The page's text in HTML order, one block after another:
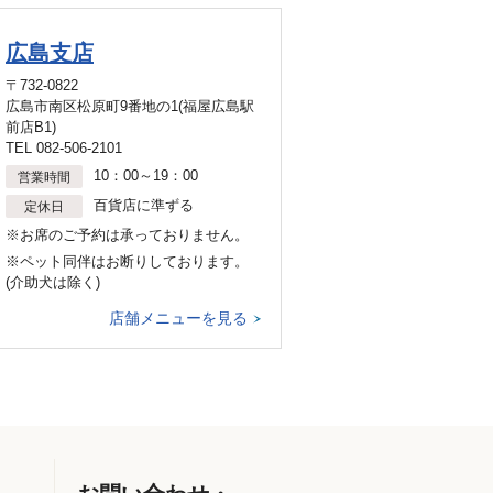
広島支店
〒732-0822
広島市南区松原町9番地の1(福屋広島駅
前店B1)
TEL 082-506-2101
営業時間 10：00～19：00
定休日
百貨店に準ずる
※お席のご予約は承っておりません。
※ペット同伴はお断りしております。
(介助犬は除く)
店舗メニューを見る